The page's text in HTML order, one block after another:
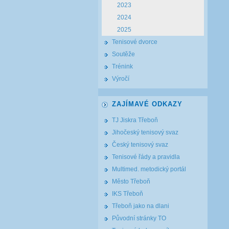
2023
2024
2025
Tenisové dvorce
Soutěže
Trénink
Výročí
ZAJÍMAVÉ ODKAZY
TJ Jiskra Třeboň
Jihočeský tenisový svaz
Český tenisový svaz
Tenisové řády a pravidla
Multimed. metodický portál
Město Třeboň
IKS Třeboň
Třeboň jako na dlani
Původní stránky TO